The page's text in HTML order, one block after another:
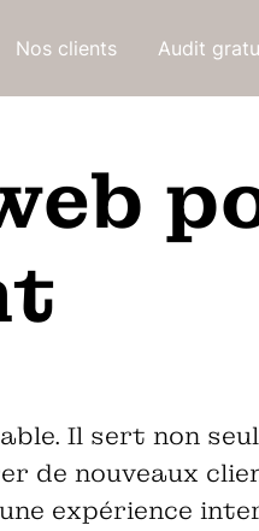
Nos clients Audit
Il sert non
de nouveaux
expérience